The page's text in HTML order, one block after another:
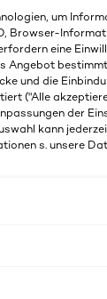
wie man
und
um
Browser-
eine
Angebot
und die
("Alle
der
kann
s. unsere